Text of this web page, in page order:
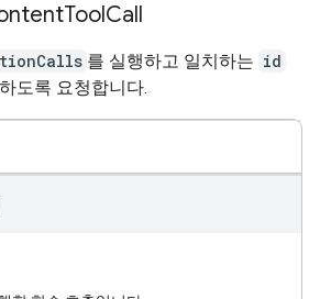
ToolCall
를 실행하고 일치하는 id
도록 요청합니다.